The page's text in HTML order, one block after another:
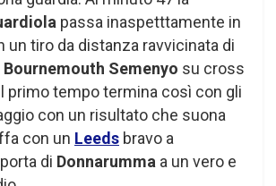
passa inaspetttamente in
un tiro da distanza ravvicinata di
Bournemouth Semenyo su cross
primo tempo termina così con gli
con un risultato che suona
con un Leeds bravo a
di Donnarumma a un vero e